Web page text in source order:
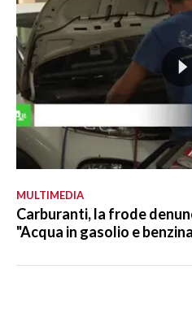
MULTIMEDIA
Carburanti, la frode
"Acqua in gasolio e